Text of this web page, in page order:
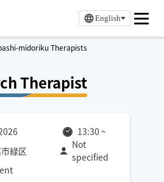
English
midoriku Therapists
Therapist
13:30 ~
緑区
Not
specified